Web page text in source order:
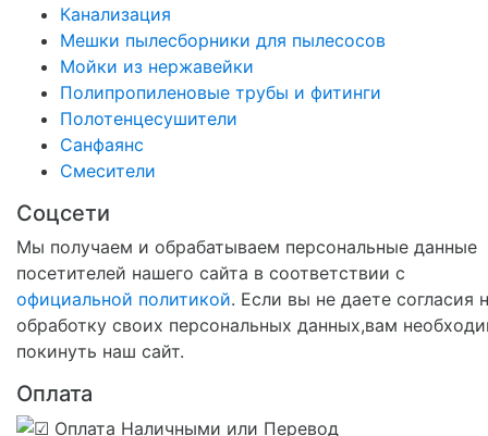
Канализация
Мешки пылесборники для пылесосов
Мойки из нержавейки
Полипропиленовые трубы и фитинги
Полотенцесушители
Санфаянс
Смесители
Соцсети
Мы получаем и обрабатываем персональные данные
посетителей нашего сайта в соответствии с
официальной политикой. Если вы не даете согласия
обработку своих персональных данных,вам
покинуть наш сайт.
Оплата